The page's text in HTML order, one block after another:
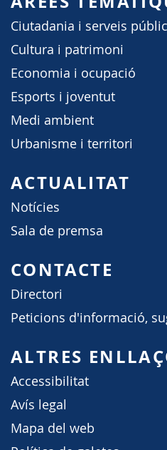
Ciutadania i serveis
Cultura i patrimoni
Economia i ocupació
Esports i joventut
Medi ambient
Urbanisme i territori
ACTUALITAT
Notícies
Sala de premsa
CONTACTE
Directori
Peticions d'informació,
ALTRES
Accessibilitat
Avís legal
Mapa del web